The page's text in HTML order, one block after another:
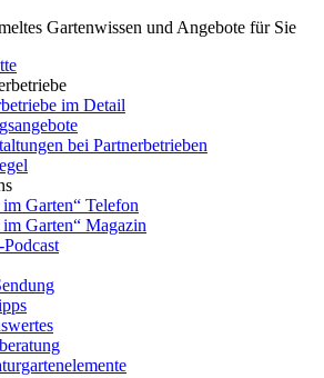
Gartenwissen und Angebote für Sie
im Detail
bei Partnerbetrieben
Garten“ Telefon
Garten“ Magazin